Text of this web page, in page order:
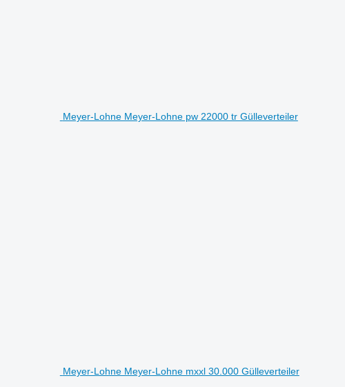
Meyer-Lohne Meyer-Lohne pw 22000 tr Gülleverteiler
Meyer-Lohne Meyer-Lohne mxxl 30.000 Gülleverteiler